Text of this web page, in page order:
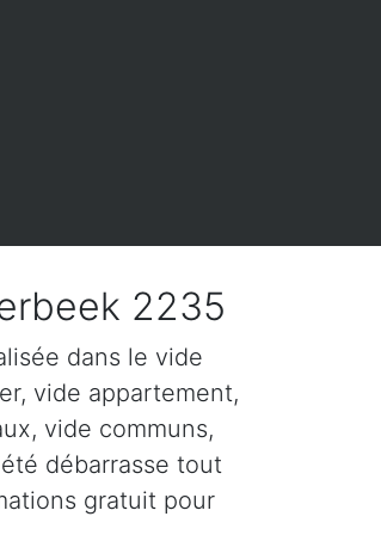
2235
dans le vide
vide appartement,
vide communs,
débarrasse tout
gratuit pour